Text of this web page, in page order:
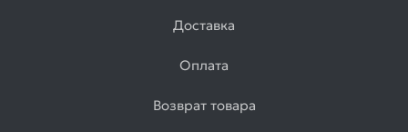
Доставка
Оплата
Возврат товара